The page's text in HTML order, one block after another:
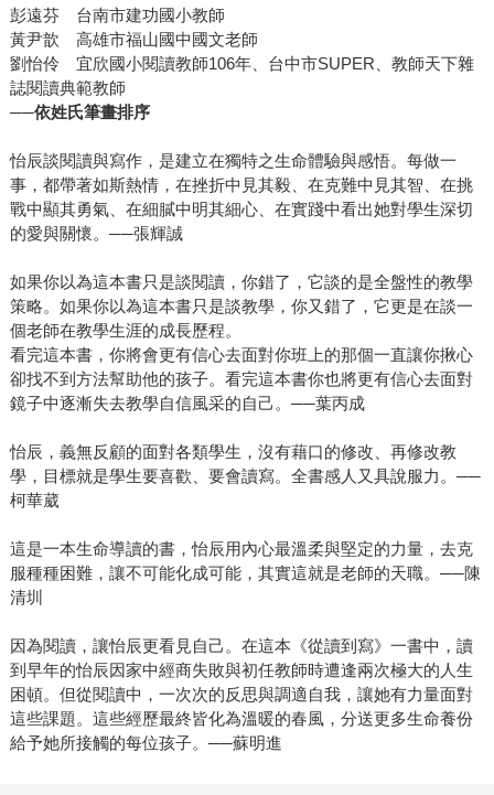
彭遠芬 台南市建功國小教師
黃尹歆 高雄市福山國中國文老師
劉怡伶 宜欣國小閱讀教師106年、台中市SUPER、教師天下雜
誌閱讀典範教師
──依姓氏筆畫排序
怡辰談閱讀與寫作，是建立在獨特之生命體驗與感悟。每做一
事，都帶著如斯熱情，在挫折中見其毅、在克難中見其智、在挑
戰中顯其勇氣、在細膩中明其細心、在實踐中看出她對學生深切
的愛與關懷。──張輝誠
如果你以為這本書只是談閱讀，你錯了，它談的是全盤性的教學
策略。如果你以為這本書只是談教學，你又錯了，它更是在談一
個老師在教學生涯的成長歷程。
看完這本書，你將會更有信心去面對你班上的那個一直讓你揪心
卻找不到方法幫助他的孩子。看完這本書你也將更有信心去面對
鏡子中逐漸失去教學自信風采的自己。──葉丙成
怡辰，義無反顧的面對各類學生，沒有藉口的修改、再修改教
學，目標就是學生要喜歡、要會讀寫。全書感人又具說服力。──
柯華葳
這是一本生命導讀的書，怡辰用內心最溫柔與堅定的力量，去克
服種種困難，讓不可能化成可能，其實這就是老師的天職。──陳
清圳
因為閱讀，讓怡辰更看見自己。在這本《從讀到寫》一書中，讀
到早年的怡辰因家中經商失敗與初任教師時遭逢兩次極大的人生
困頓。但從閱讀中，一次次的反思與調適自我，讓她有力量面對
這些課題。這些經歷最終皆化為溫暖的春風，分送更多生命養份
給予她所接觸的每位孩子。──蘇明進